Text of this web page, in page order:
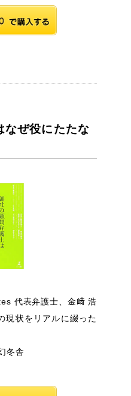
なぜ役にたたな
代表弁護士、金﨑 浩
現状をリアルに綴った
冬舎